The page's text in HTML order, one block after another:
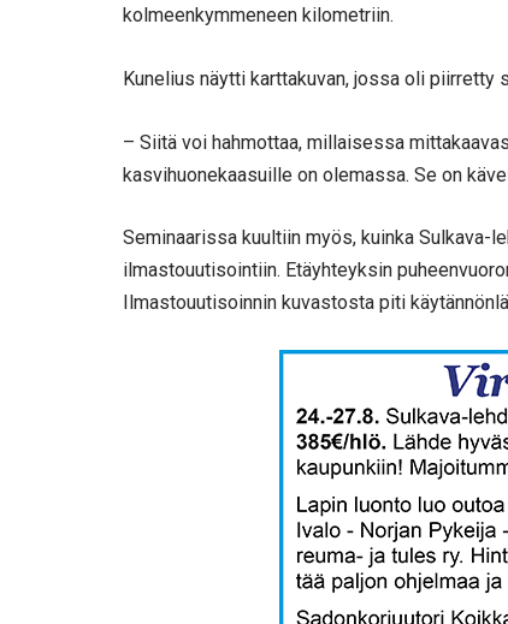
kolmeenkymmeneen kilometriin.
Kunelius näytti karttakuvan, jossa oli piirretty
– Siitä voi hahmottaa, millaisessa
kasvihuonekaasuille on olemassa. Se on
Seminaarissa kuultiin myös, kuinka Sulkava-
ilmastouutisointiin. Etäyhteyksin
Ilmastouutisoinnin kuvastosta piti